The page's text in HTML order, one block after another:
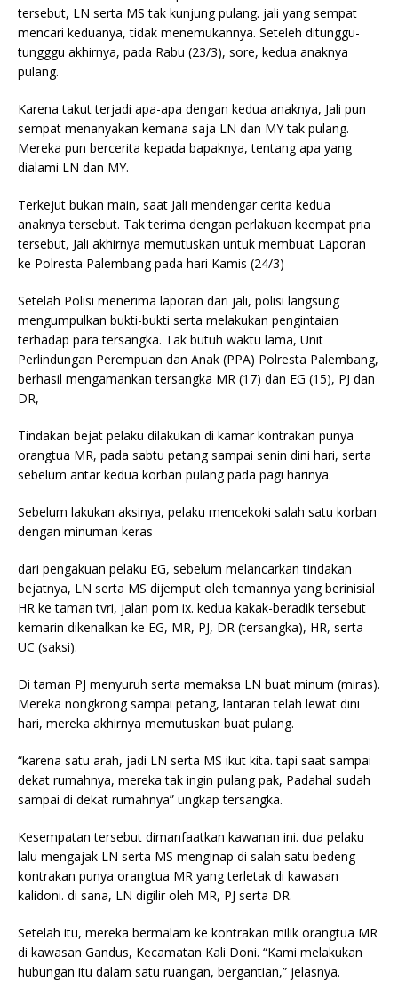
tersebut, LN serta MS tak kunjung pulang. jali yang sempat
mencari keduanya,tidak menemukannya. Seteleh ditunggu-
tungggu akhirnya, pada Rabu (23/3), sore, kedua anaknya
pulang.
Karena takut terjadi apa-apa dengan kedua anaknya, Jali pun
sempat menanyakan kemana saja LN dan MY tak pulang.
Mereka pun bercerita kepada bapaknya, tentang apa yang
dialami LN dan MY.
Terkejut bukan main, saat Jali mendengar cerita kedua
anaknya tersebut. Tak terima dengan perlakuan keempat pria
tersebut, Jali akhirnya memutuskan untuk membuat Laporan
ke Polresta Palembang pada hari Kamis (24/3)
Setelah Polisi menerima laporan dari jali, polisi langsung
mengumpulkan bukti-bukti serta melakukan pengintaian
terhadap paratersangka. Tak butuh waktu lama, Unit
Perlindungan Perempuan dan Anak (PPA) Polresta Palembang,
berhasil mengamankan tersangka MR (17) dan EG (15), PJ dan
DR,
Tindakan bejat pelaku dilakukan di kamar kontrakan punya
orangtua MR, pada sabtu petang sampai senin dini hari, serta
sebelum antar kedua korban pulang pada pagi harinya.
Sebelum lakukan aksinya, pelaku mencekoki salah satu korban
dengan minuman keras
dari pengakuan pelaku EG, sebelum melancarkantindakan
bejatnya, LN serta MS dijemput oleh temannya yang berinisial
HR ke taman tvri, jalan pom ix. kedua kakak-beradiktersebut
kemarin dikenalkan ke EG, MR, PJ, DR (tersangka), HR, serta
UC (saksi).
Di taman PJ menyuruh serta memaksa LN buat minum (miras).
Mereka nongkrong sampai petang, lantarantelah lewat dini
hari, mereka akhirnya memutuskan buat pulang.
“karena satu arah, jadi LN serta MS ikut kita. tapi saat sampai
dekat rumahnya, mereka tak ingin pulang pak, Padahal sudah
sampai di dekat rumahnya” ungkap tersangka.
Kesempatantersebut dimanfaatkan kawanan ini. dua pelaku
lalu mengajak LN serta MS menginap di salah satu bedeng
kontrakan punya orangtua MR yangterletak di kawasan
kalidoni. di sana, LN digilir oleh MR, PJ serta DR.
Setelah itu, mereka bermalam ke kontrakan milik orangtua MR
di kawasan Gandus, Kecamatan Kali Doni. “Kami melakukan
hubungan itu dalam satu ruangan, bergantian,” jelasnya.